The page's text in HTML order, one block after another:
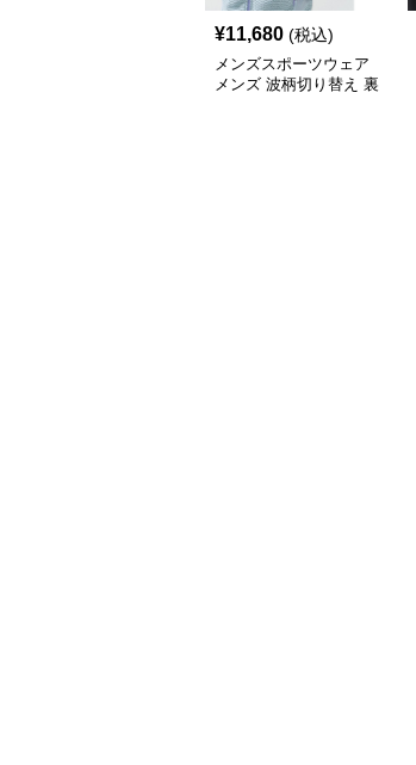
¥11,680 (税込)
メンズスポーツウェア
メンズ 波柄切り替え 裏